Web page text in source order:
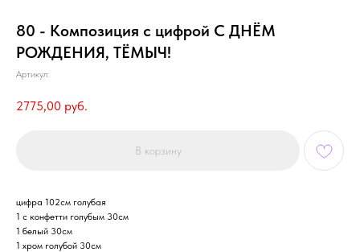
80 - Композиция с цифрой С ДНЁМ
РОЖДЕНИЯ, ТЁМЫЧ!
Артикул:
2775,00 руб.
В корзину
цифра 102см голубая
1 с конфетти голубым 30см
1 белый 30см
1 хром голубой 30см